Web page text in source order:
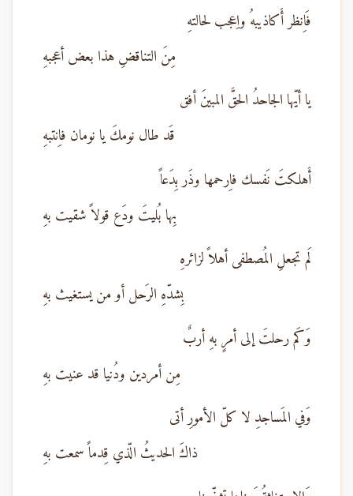
فَاِنظر أَكاذيبهُ واِعجب لحالتهِ
مِنَ التناقضِ هذا بعض أعجبهِ
يا أيّها الجاحدُ الحقَّ المبينَ أفق
قَد طال نومكَ يا نومان فاِنتبهِ
أَهلكتَ نَفسك فاِرحمها وذَر بِدَعاً
بِها بُليتَ ودَع قولاً شقيت بهِ
لَم تجعلِ المُصطفى أهلاً لزائرهِ
بِشدّهِ الرَحل أو من يستغيث بهِ
وَكَم رحلتَ إلى أمرٍ بهِ أربٌ
مِن أمردين ودُنيا قد عنيت بهِ
وَفي المَساجدِ لا كلّ الأمورِ أتى
ذاكَ الحديثُ الّذي قِدماً سمعت بهِ